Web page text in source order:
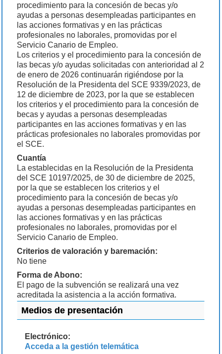
procedimiento para la concesión de becas y/o
ayudas a personas desempleadas participantes en
las acciones formativas y en las prácticas
profesionales no laborales, promovidas por el
Servicio Canario de Empleo.
Los criterios y el procedimiento para la concesión de
las becas y/o ayudas solicitadas con anterioridad al 2
de enero de 2026 continuarán rigiéndose por la
Resolución de la Presidenta del SCE 9339/2023, de
12 de diciembre de 2023, por la que se establecen
los criterios y el procedimiento para la concesión de
becas y ayudas a personas desempleadas
participantes en las acciones formativas y en las
prácticas profesionales no laborales promovidas por
el SCE.
Cuantía
La establecidas en la Resolución de la Presidenta
del SCE 10197/2025, de 30 de diciembre de 2025,
por la que se establecen los criterios y el
procedimiento para la concesión de becas y/o
ayudas a personas desempleadas participantes en
las acciones formativas y en las prácticas
profesionales no laborales, promovidas por el
Servicio Canario de Empleo.
Criterios de valoración y baremación:
No tiene
Forma de Abono:
El pago de la subvención se realizará una vez
acreditada la asistencia a la acción formativa.
Medios de presentación
Electrónico:
Acceda a la gestión telemática